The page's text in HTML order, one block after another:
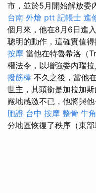
市，並於5月開始解放委
台南 外燴 ptt 記帳士 進
個月來，他在8月6日進
聰明的動作，這確實值
按摩 當他在特魯希洛（
權法令，以增強委內瑞
撥筋棒 不久之後，當他
世主，其頭銜是加拉加
嚴地感激不已，他將與
胞證 台中 按摩 整骨 牛
分地區恢復了秩序（東